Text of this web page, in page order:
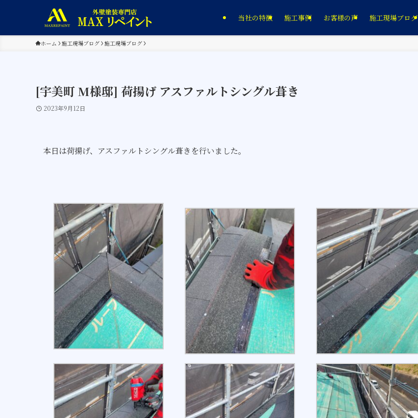
当社の特徴 施工事例 お客様の声 施工現場ブログ
ホーム 施工現場ブログ 施工現場ブログ
[宇美町 M様邸] 荷揚げ アスファルトシングル葺き
2023年9月12日
本日は荷揚げ、アスファルトシングル葺きを行いました。